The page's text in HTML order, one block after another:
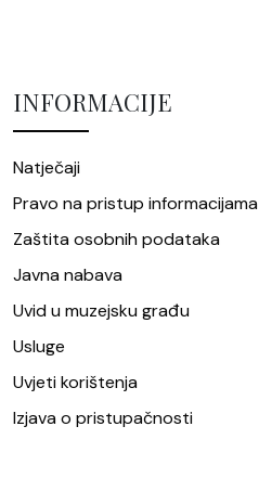
INFORMACIJE
Natječaji
Pravo na pristup informacijama
Zaštita osobnih podataka
Javna nabava
Uvid u muzejsku građu
Usluge
Uvjeti korištenja
Izjava o pristupačnosti